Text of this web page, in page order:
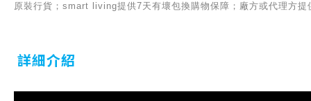
原裝行貨；smart living提供7天有壞包換購物保障；廠方或代理方提
詳細介紹